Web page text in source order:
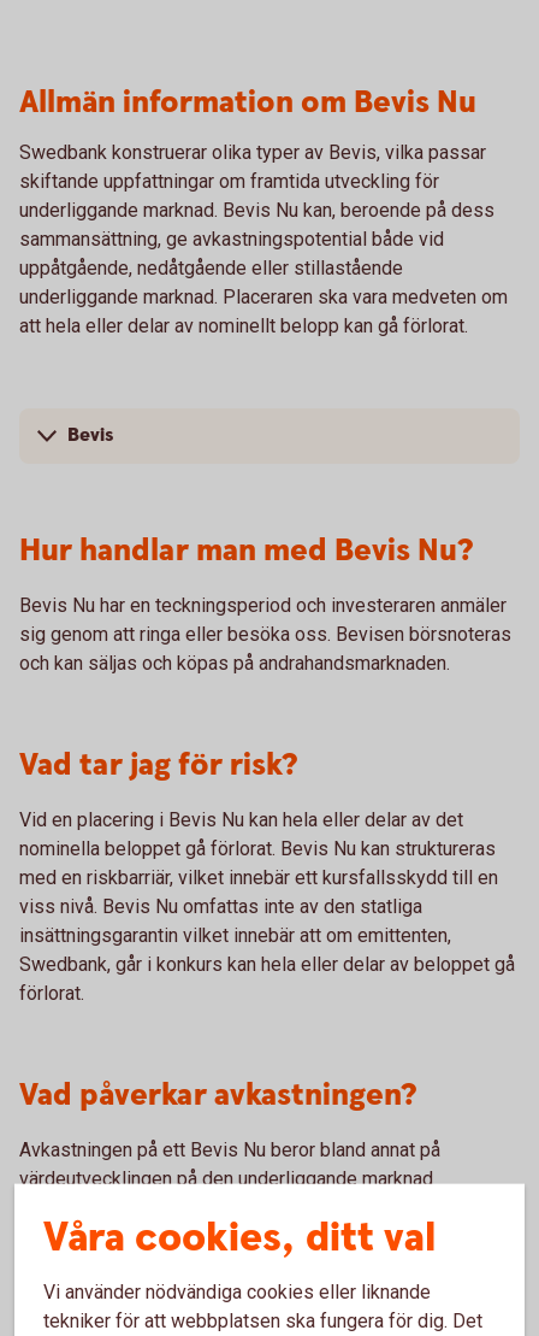
Allmän information om Bevis Nu
Swedbank konstruerar olika typer av Bevis, vilka passar
skiftande uppfattningar om framtida utveckling för
underliggande marknad. Bevis Nu kan, beroende på dess
sammansättning, ge avkastningspotential både vid
uppåtgående, nedåtgående eller stillastående
underliggande marknad. Placeraren ska vara medveten om
att hela eller delar av nominellt belopp kan gå förlorat.
Bevis
Hur handlar man med Bevis Nu?
Bevis Nu har en teckningsperiod och investeraren anmäler
sig genom att ringa eller besöka oss. Bevisen börsnoteras
och kan säljas och köpas på andrahandsmarknaden.
Vad tar jag för risk?
Vid en placering i Bevis Nu kan hela eller delar av det
nominella beloppet gå förlorat. Bevis Nu kan struktureras
med en riskbarriär, vilket innebär ett kursfallsskydd till en
viss nivå. Bevis Nu omfattas inte av den statliga
insättningsgarantin vilket innebär att om emittenten,
Swedbank, går i konkurs kan hela eller delar av beloppet gå
förlorat.
Vad påverkar avkastningen?
Avkastningen på ett Bevis Nu beror bland annat på
värdeutvecklingen på den underliggande marknad
produkten har ett tak och/eller en riskbarriär och en
Våra cookies, ditt val
Vi använder nödvändiga cookies eller liknande
tekniker för att webbplatsen ska fungera för dig. Det